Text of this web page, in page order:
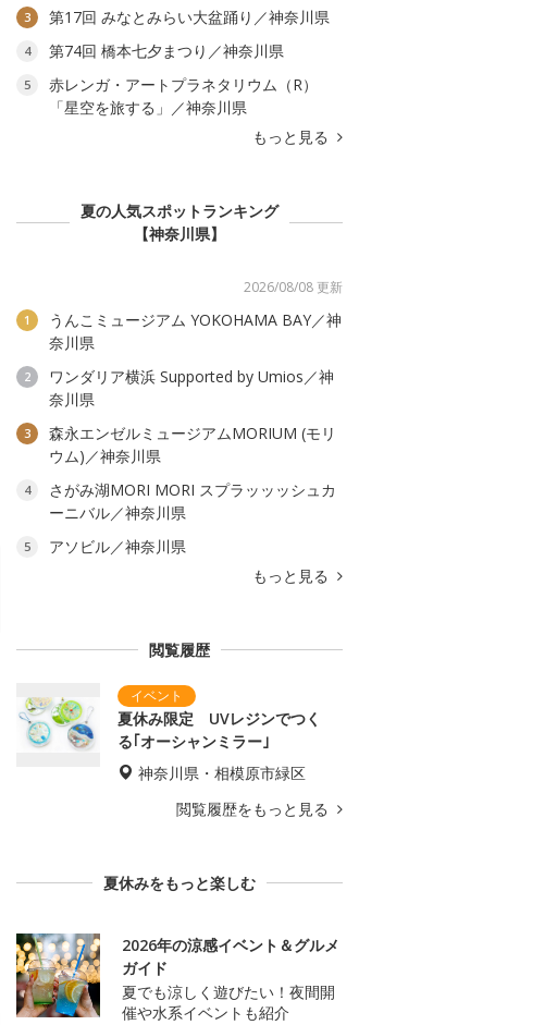
3 第17回 みなとみらい大盆踊り／神奈川県
4 第74回 橋本七夕まつり／神奈川県
5
赤レンガ・アートプラネタリウム（R）
「星空を旅する」／神奈川県
もっと見る
夏の人気スポットランキング
【神奈川県】
2026/08/08 更新
1
うんこミュージアム YOKOHAMA BAY／神
奈川県
2
ワンダリア横浜 Supported by Umios／神
奈川県
3
森永エンゼルミュージアムMORIUM (モリ
ウム)／神奈川県
4
さがみ湖MORI MORI スプラッッッシュカ
ーニバル／神奈川県
5
アソビル／神奈川県
もっと見る
閲覧履歴
夏休み限定 UVレジンでつく
る｢オーシャンミラー｣
神奈川県・相模原市緑区
閲覧履歴をもっと見る
夏休みをもっと楽しむ
2026年の涼感イベント＆グルメ
ガイド
夏でも涼しく遊びたい！夜間開
催や水系イベントも紹介